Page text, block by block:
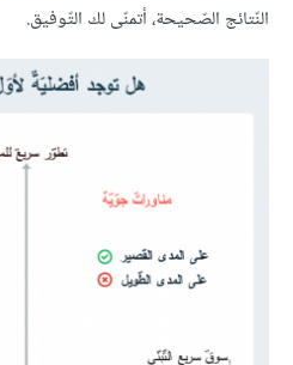
النّتائج الصّحيحة، أتمنّى لك التّوفيق.